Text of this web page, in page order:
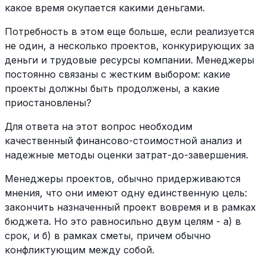
какое время окупается какими деньгами.
Потребность в этом еще больше, если реализуется
не один, а несколько проектов, конкурирующих за
деньги и трудовые ресурсы компании. Менеджеры
постоянно связаны с жестким выбором: какие
проекты должны быть продолжены, а какие
приостановлены?
Для ответа на этот вопрос необходим
качественный финансово-стоимостной анализ и
надежные методы оценки затрат-до-завершения.
Менеджеры проектов, обычно придерживаются
мнения, что они имеют одну единственную цель:
закончить назначенный проект вовремя и в рамках
бюджета. Но это равносильно двум целям - а) в
срок, и б) в рамках сметы, причем обычно
конфликтующим между собой.